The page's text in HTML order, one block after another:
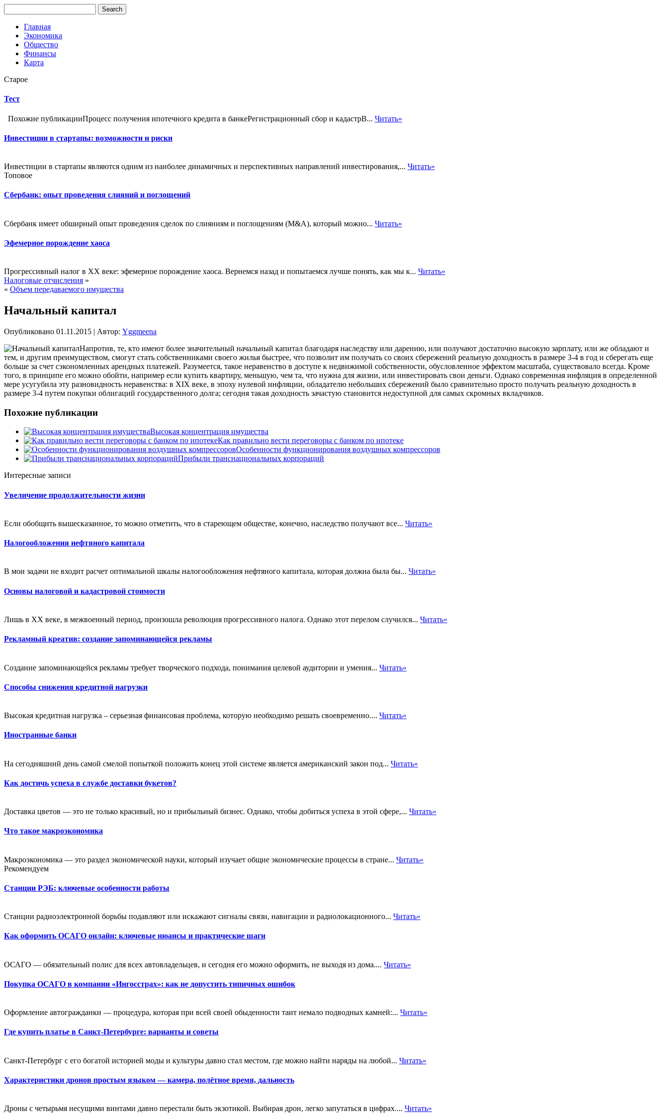
Главная
Экономика
Общество
Финансы
Карта
Старое
Тест
Похожие публикацииПроцесс получения ипотечного кредита в банкеРегистрационный сбор и кадастрВ... Читать»
Инвестиции в стартапы: возможности и риски
Инвестиции в стартапы являются одним из наиболее динамичных и перспективных направлений инвестирования,... Читать»
Топовое
Сбербанк: опыт проведения слияний и поглощений
Сбербанк имеет обширный опыт проведения сделок по слияниям и поглощениям (M&A), который можно... Читать»
Эфемерное порождение хаоса
Прогрессивный налог в XX веке: эфемерное порождение хаоса. Вернемся назад и попытаемся лучше понять, как мы к... Читать»
Налоговые отчисления »
« Объем передаваемого имущества
Начальный капитал
Опубликовано 01.11.2015 | Автор: Yggmeena
Напротив, те, кто имеют более значительный начальный капитал благодаря наследству или дарению, или получают достаточно высокую зарплату, или же обладают и
тем, и другим преимуществом, смогут стать собственниками своего жилья быстрее, что позволит им получать со своих сбережений реальную доходность в размере 3-4 в год и сберегать еще
больше за счет сэкономленных арендных платежей. Разумеется, такое неравенство в доступе к недвижимой собственности, обусловленное эффектом масштаба, существовало всегда. Кроме
того, в принципе его можно обойти, например если купить квартиру, меньшую, чем та, что нужна для жизни, или инвестировать свои деньги. Однако современная инфляция в определенной
мере усугубила эту разновидность неравенства: в XIX веке, в эпоху нулевой инфляции, обладателю небольших сбережений было сравнительно просто получать реальную доходность в
размере 3-4 путем покупки облигаций государственного долга; сегодня такая доходность зачастую становится недоступной для самых скромных вкладчиков.
Похожие публикации
Высокая концентрация имущества
Как правильно вести переговоры с банком по ипотеке
Особенности функционирования воздушных компрессоров
Прибыли транснациональных корпораций
Интересные записи
Увеличение продолжительности жизни
Если обобщить вышесказанное, то можно отметить, что в стареющем обществе, конечно, наследство получают все... Читать»
Налогообложения нефтяного капитала
В мои задачи не входит расчет оптимальной шкалы налогообложения нефтяного капитала, которая должна была бы... Читать»
Основы налоговой и кадастровой стоимости
Лишь в XX веке, в межвоенный период, произошла революция прогрессивного налога. Однако этот перелом случился... Читать»
Рекламный креатив: создание запоминающейся рекламы
Создание запоминающейся рекламы требует творческого подхода, понимания целевой аудитории и умения... Читать»
Способы снижения кредитной нагрузки
Высокая кредитная нагрузка – серьезная финансовая проблема, которую необходимо решать своевременно.... Читать»
Иностранные банки
На сегодняшний день самой смелой попыткой положить конец этой системе является американский закон под... Читать»
Как достичь успеха в службе доставки букетов?
Доставка цветов — это не только красивый, но и прибыльный бизнес. Однако, чтобы добиться успеха в этой сфере,... Читать»
Что такое макроэкономика
Макроэкономика — это раздел экономической науки, который изучает общие экономические процессы в стране... Читать»
Рекомендуем
Станции РЭБ: ключевые особенности работы
Станции радиоэлектронной борьбы подавляют или искажают сигналы связи, навигации и радиолокационного... Читать»
Как оформить ОСАГО онлайн: ключевые нюансы и практические шаги
ОСАГО — обязательный полис для всех автовладельцев, и сегодня его можно оформить, не выходя из дома.... Читать»
Покупка ОСАГО в компании «Ингосстрах»: как не допустить типичных ошибок
Оформление автогражданки — процедура, которая при всей своей обыденности таит немало подводных камней:... Читать»
Где купить платье в Санкт-Петербурге: варианты и советы
Санкт-Петербург с его богатой историей моды и культуры давно стал местом, где можно найти наряды на любой... Читать»
Характеристики дронов простым языком — камера, полётное время, дальность
Дроны с четырьмя несущими винтами давно перестали быть экзотикой. Выбирая дрон, легко запутаться в цифрах.... Читать»